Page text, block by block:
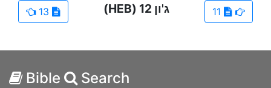
ג'ון (HEB)
Bible Search